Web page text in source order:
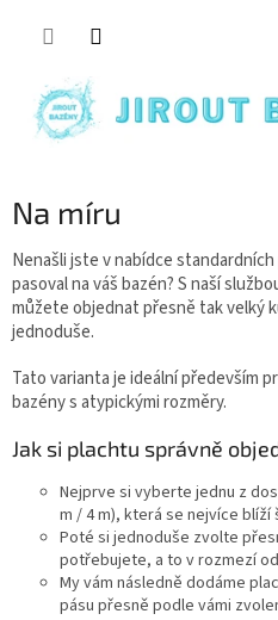
Na míru
Nenašli jste v nabídce
pasoval na váš bazén? S naší
můžete objednat přesně tak velký
jednoduše.
Tato varianta je ideální především
bazény s atypickými rozměry.
Jak si plachtu správně
Nejprve si vyberte jednu z
m / 4 m), která se nejvíce blíží
Poté si jednoduše zvolte
potřebujete, a to v rozmezí
My vám následně dodáme
pásu přesně podle vámi